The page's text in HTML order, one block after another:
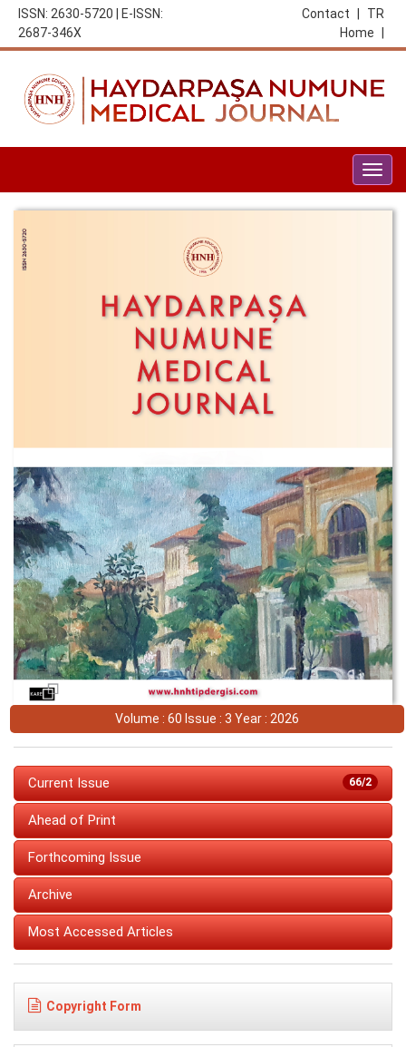
ISSN: 2630-5720 | E-ISSN:
2687-346X
TR
Contact
Home
Volume : 60 Issue : 3 Year : 2026
66/2
Current Issue
Ahead of Print
Forthcoming Issue
Archive
Most Accessed Articles
Copyright Form